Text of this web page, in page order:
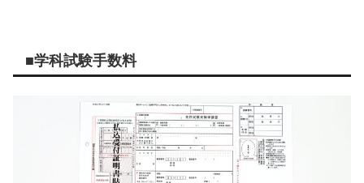
■学科試験手数料